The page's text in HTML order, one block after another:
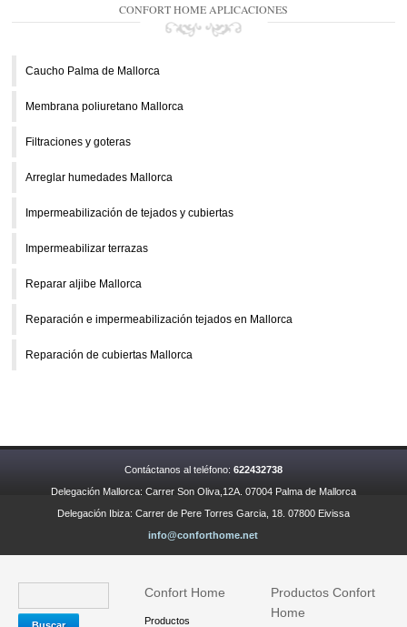
CONFORT HOME APLICACIONES
Caucho Palma de Mallorca
Membrana poliuretano Mallorca
Filtraciones y goteras
Arreglar humedades Mallorca
Impermeabilización de tejados y cubiertas
Impermeabilizar terrazas
Reparar aljibe Mallorca
Reparación e impermeabilización tejados en Mallorca
Reparación de cubiertas Mallorca
Contáctanos al teléfono: 622432738
Delegación Mallorca: Carrer Son Oliva,12A. 07004 Palma de Mallorca
Delegación Ibiza: Carrer de Pere Torres Garcia, 18. 07800 Eivissa
info@conforthome.net
Confort Home
Productos
Productos Confort
Home